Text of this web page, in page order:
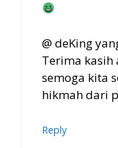
@ deKing
Terima kasih
semoga kita
hikmah dari
Reply